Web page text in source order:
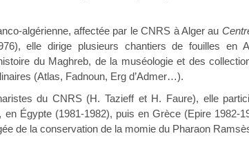
algérienne, affectée par le CNRS à Alger au
elle dirige plusieurs chantiers de fouilles en
du Maghreb, de la muséologie et des
(Atlas, Fadnoun, Erg d’Admer…).
du CNRS (H. Tazieff et H. Faure), elle
en Égypte (1981-1982), puis en Grèce (Epire 1982-
de la conservation de la momie du Pharaon